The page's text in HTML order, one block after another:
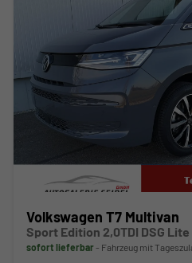
Volkswagen T7 Multivan
Sport Edition 2,0TDI DSG
sofort lieferbar Fahrzeug mit